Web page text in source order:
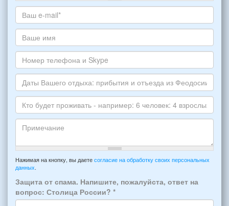
Какое
жилье
хотите
снять,
укажите
пожалуйста
НОМЕР
варианта:
*
Ваш
адрес
электронной
почты
*
Ваше
имя
Номер
телефона
и
Skype
Даты
Вашего
отдыха:
прибытия
отъезда
из
Феодосии:
*
Кто
будет
-
например:
6
человек:
4
взрослых
Примечание
Нажимая на кнопку, вы даете согласие на обработку своих персональных
данных
Защита от спама. Напишите, пожалуйста, ответ на
вопрос: Столица России? *